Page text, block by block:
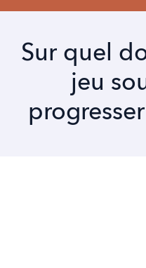
Sur quel
jeu